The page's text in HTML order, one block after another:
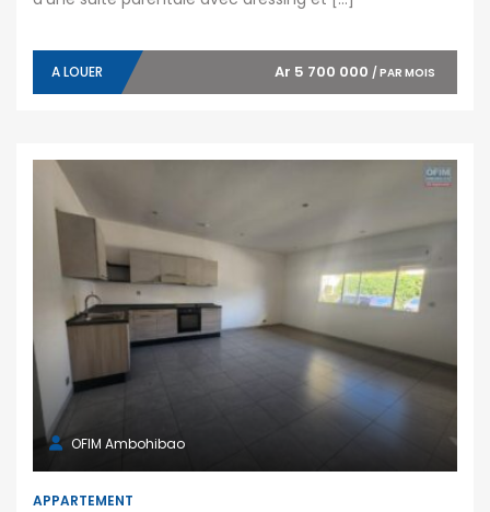
A LOUER Ar 5 700 000 / PAR MOIS
OFIM Ambohibao
APPARTEMENT